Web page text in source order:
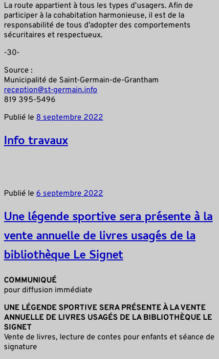
La route appartient à tous les types d’usagers. Afin de
participer à la cohabitation harmonieuse, il est de la
responsabilité de tous d’adopter des comportements
sécuritaires et respectueux.
-30-
Source :
Municipalité de Saint-Germain-de-Grantham
reception@st-germain.info
819 395-5496
Publié le 8 septembre 2022
Info travaux
Publié le 6 septembre 2022
Une légende sportive sera présente à la
vente annuelle de livres usagés de la
bibliothèque Le Signet
COMMUNIQUÉ
pour diffusion immédiate
UNE LÉGENDE SPORTIVE SERA PRÉSENTE À LA VENTE
ANNUELLE DE LIVRES USAGÉS DE LA BIBLIOTHÈQUE LE
SIGNET
Vente de livres, lecture de contes pour enfants et séance de
signature